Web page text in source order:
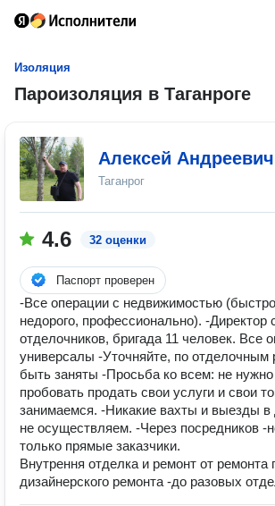
Изоляция
Пароизоляция в Таганроге
Алексей
Таганрог
4.6 32 оценки
Паспорт проверен
-Все операции с недвижимостью
недорого, профессионально). -Директор
отделочников, бригада 11 человек. Все
универсалы -Уточняйте, по
быть заняты -Просьба ко всем: не нужно
пробовать продать свои услуги и свои
занимаемся. -Никакие вахты и выезды в
не осуществляем. -Через посредников -
только прямые заказчики.
Внутрення отделка и ремонт от ремонта
дизайнерского ремонта -до разовых